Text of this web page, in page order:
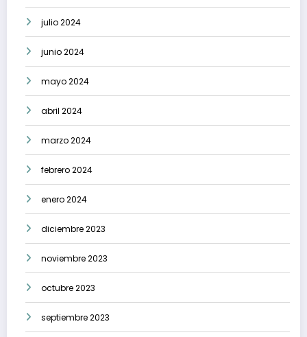
julio 2024
junio 2024
mayo 2024
abril 2024
marzo 2024
febrero 2024
enero 2024
diciembre 2023
noviembre 2023
octubre 2023
septiembre 2023